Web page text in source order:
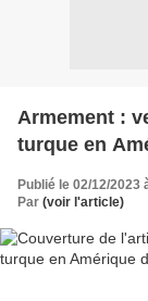
Armement :
turque en
Publié le 02/12/2023
Par (voir l'article)